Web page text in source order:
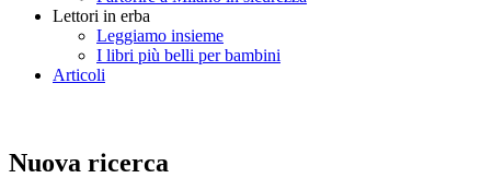
Lettori in erba
Leggiamo insieme
I libri più belli per bambini
Articoli
Nuova ricerca